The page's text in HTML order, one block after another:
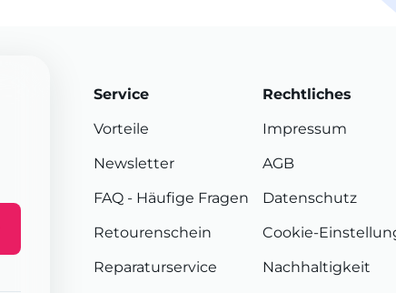
Service
Vorteile
Newsletter
FAQ - Häufige Fragen
Retourenschein
Reparaturservice
Rechtliches
Impressum
AGB
Datenschutz
Cookie-
Nachhaltigkeit